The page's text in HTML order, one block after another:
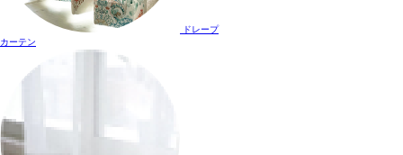
ドレープ
カーテン